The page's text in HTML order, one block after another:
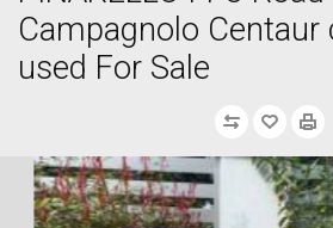
Campagnolo Centaur
used For Sale